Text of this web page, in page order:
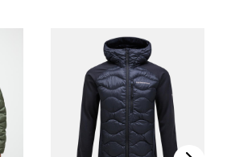
Få igjen på lager